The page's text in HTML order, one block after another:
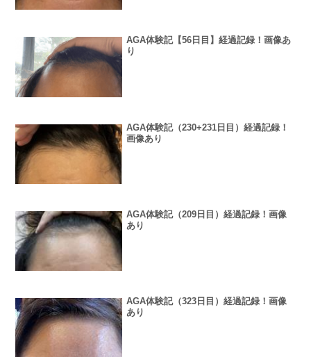
AGA体験記【56日目】経過記録！画像あ
り
AGA体験記（230+231日目）経過記録！
画像あり
AGA体験記（209日目）経過記録！画像
あり
AGA体験記（323日目）経過記録！画像
あり